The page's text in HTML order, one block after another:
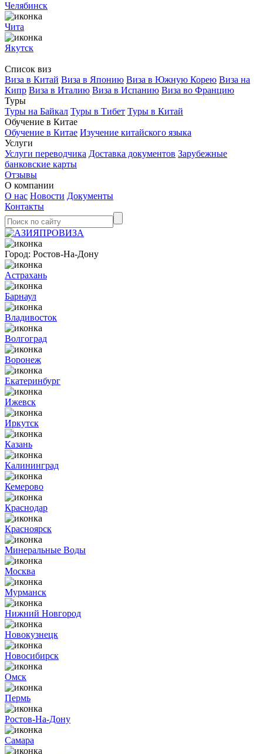
Челябинск
Чита
Якутск
Список виз
Виза в Китай Виза в Японию Виза в Южную Корею Виза на
Кипр Виза в Италию Виза в Испанию Виза во Францию
Туры
Туры на Байкал Туры в Тибет Туры в Китай
Обучение в Китае
Обучение в Китае Изучение китайского языка
Услуги
Услуги переводчика Доставка документов Зарубежные
банковские карты
Отзывы
О компании
О нас Новости Документы
Контакты
Город: Ростов-На-Дону
Астрахань
Барнаул
Владивосток
Волгоград
Воронеж
Екатеринбург
Ижевск
Иркутск
Казань
Калининград
Кемерово
Краснодар
Красноярск
Минеральные Воды
Москва
Мурманск
Нижний Новгород
Новокузнецк
Новосибирск
Омск
Пермь
Ростов-На-Дону
Самара